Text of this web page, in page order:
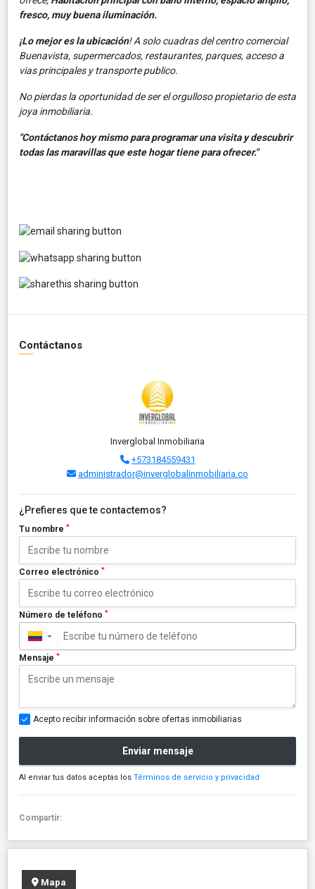
fresco, muy buena iluminación.
¡Lo mejor es la ubicación! A solo cuadras del centro comercial
Buenavista, supermercados, restaurantes, parques, acceso a
vias principales y transporte publico.
No pierdas la oportunidad de ser el orgulloso propietario de esta
joya inmobiliaria.
"Contáctanos hoy mismo para programar una visita y descubrir
todas las maravillas que este hogar tiene para ofrecer."
Contáctanos
Inverglobal Inmobiliaria
+573184559431
administrador@inverglobalinmobiliaria.co
¿Prefieres que te contactemos?
Tu nombre *
Correo electrónico *
Número de teléfono *
▼
Mensaje *
Acepto recibir información sobre ofertas inmobiliarias
Enviar mensaje
Al enviar tus datos aceptas los Términos de servicio y privacidad
Compartir:
Mapa